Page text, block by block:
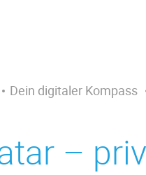
Dein digitaler Kompass
–